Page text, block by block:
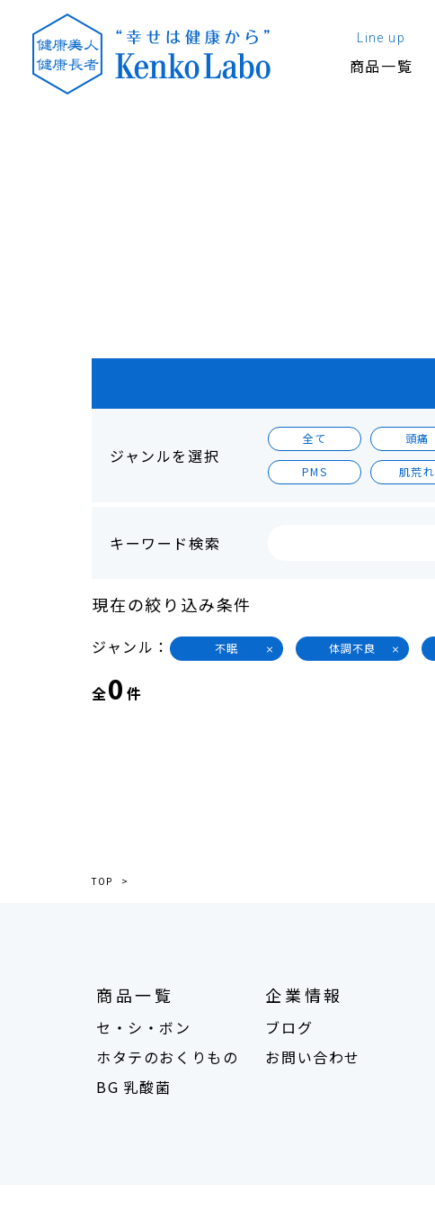
Line up
商品一覧
ジャンルを選択
全て 頭痛
PMS 肌荒れ
キーワード検索
現在の絞り込み条件
ジャンル 不眠 体調不良
全0 件
TOP
商品一覧
セ・シ・ボン
ホタテのおくりもの
BG 乳酸菌
企業情報
ブログ
お問い合わせ